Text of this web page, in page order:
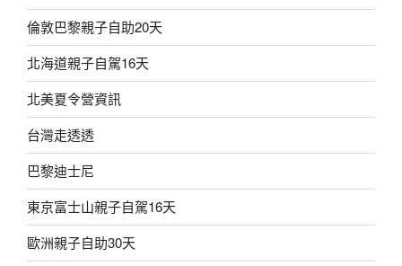
倫敦巴黎親子自助20天
北海道親子自駕16天
北美夏令營資訊
台灣走透透
巴黎迪士尼
東京富士山親子自駕16天
歐洲親子自助30天